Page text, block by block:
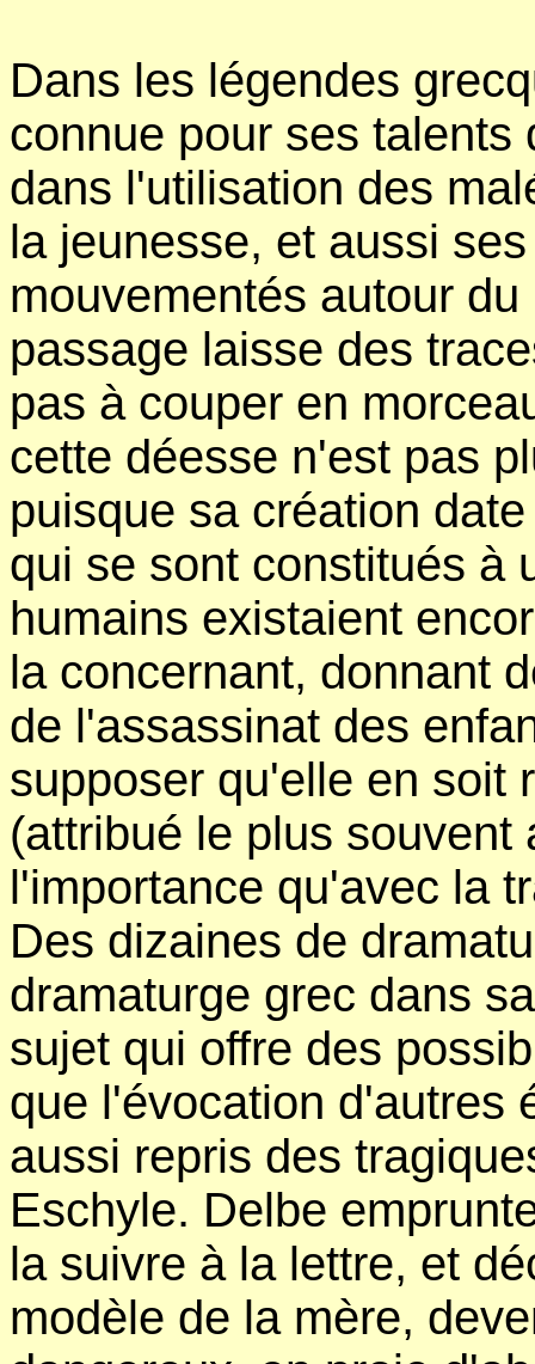
Dans les légendes
connue pour ses
dans l'utilisation des
la jeunesse, et aussi
mouvementés autour
passage laisse des
pas à couper en
cette déesse n'est pas
puisque sa création
qui se sont constitués à
humains existaient
la concernant, donnant
de l'assassinat des
supposer qu'elle en soit
(attribué le plus
l'importance qu'avec la
Des dizaines de
dramaturge grec dans
sujet qui offre des
que l'évocation d'autres
aussi repris des
Eschyle. Delbe
la suivre à la lettre, et
modèle de la mère,